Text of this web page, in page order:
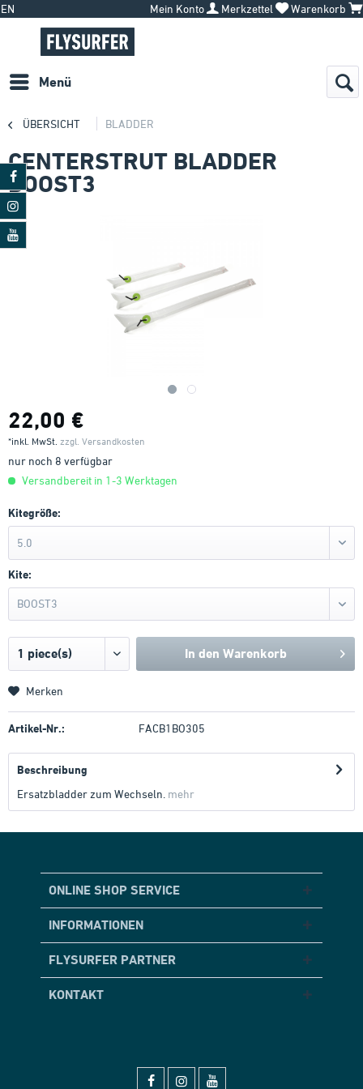
EN Mein Konto Merkzettel Warenkorb
Menü
ÜBERSICHT BLADDER
CENTERSTRUT BLADDER
BOOST3
22,00 €
*inkl. MwSt. zzgl. Versandkosten
nur noch 8 verfügbar
Versandbereit in 1-3 Werktagen
Kitegröße:
5.0
Kite:
BOOST3
In den Warenkorb
Merken
Artikel-Nr.: FACB1BO305
Beschreibung
Ersatzbladder zum Wechseln. mehr
ONLINE SHOP SERVICE
INFORMATIONEN
FLYSURFER PARTNER
KONTAKT